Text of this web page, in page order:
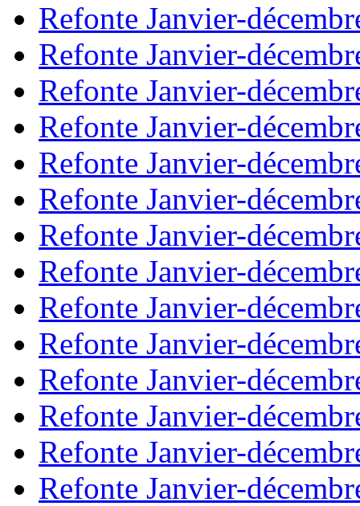
Refonte Janvier-
Refonte Janvier-
Refonte Janvier-
Refonte Janvier-
Refonte Janvier-
Refonte Janvier-
Refonte Janvier-
Refonte Janvier-
Refonte Janvier-
Refonte Janvier-
Refonte Janvier-
Refonte Janvier-
Refonte Janvier-
Refonte Janvier-